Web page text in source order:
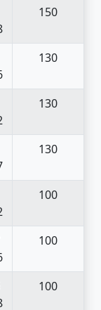
150
130
130
130
100
100
100